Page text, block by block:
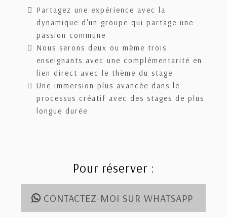
Partagez une expérience avec la
dynamique d'un groupe qui partage une
passion commune
Nous serons deux ou même trois
enseignants avec une complémentarité en
lien direct avec le thème du stage
Une immersion plus avancée dans le
processus créatif avec des stages de plus
longue durée
Pour réserver :
CONTACTEZ-MOI SUR WHATSAPP